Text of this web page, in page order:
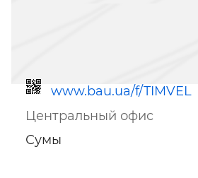
www.bau.ua/f/TIMVEL
Центральный офис
Сумы